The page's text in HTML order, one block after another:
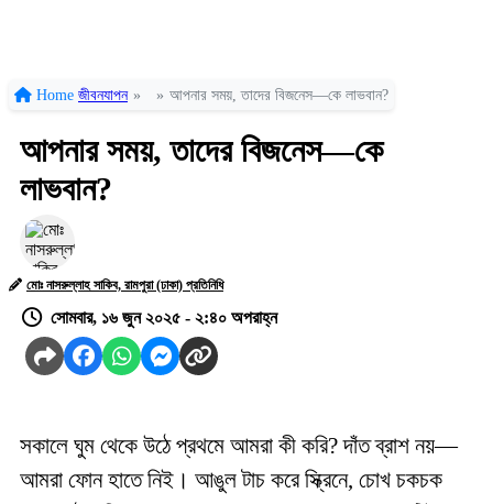
Home জীবনযাপন » » আপনার সময়, তাদের বিজনেস—কে লাভবান?
আপনার সময়, তাদের বিজনেস—কে
লাভবান?
মোঃ নাসরুল্লাহ সাকিব, রামপুরা (ঢাকা) প্রতিনিধি
সোমবার, ১৬ জুন ২০২৫ - ২:৪০ অপরাহ্ন
সকালে ঘুম থেকে উঠে প্রথমে আমরা কী করি? দাঁত ব্রাশ নয়—
আমরা ফোন হাতে নিই। আঙুল টাচ করে স্ক্রিনে, চোখ চকচক